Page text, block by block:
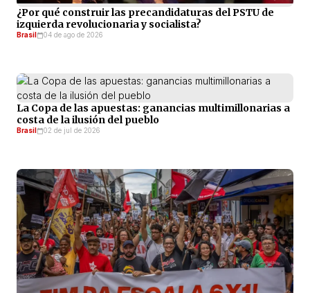
¿Por qué construir las precandidaturas del PSTU de
izquierda revolucionaria y socialista?
Brasil 04 de ago de 2026
La Copa de las apuestas: ganancias multimillonarias a
costa de la ilusión del pueblo
Brasil 02 de jul de 2026